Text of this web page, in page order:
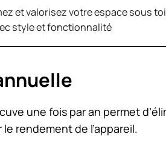
et valorisez votre espace sous
style et fonctionnalité
une fois par an permet
rendement de l’appareil.